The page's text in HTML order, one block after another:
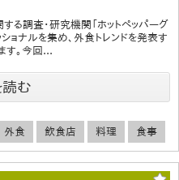
る調査・研究機関「ホットペッパーグ
ョナルを集め、外食トレンドを発表す
す。今回...
読む
外食 飲食店 料理 食事